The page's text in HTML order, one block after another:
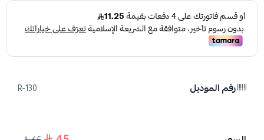
رقم الموديل R-130